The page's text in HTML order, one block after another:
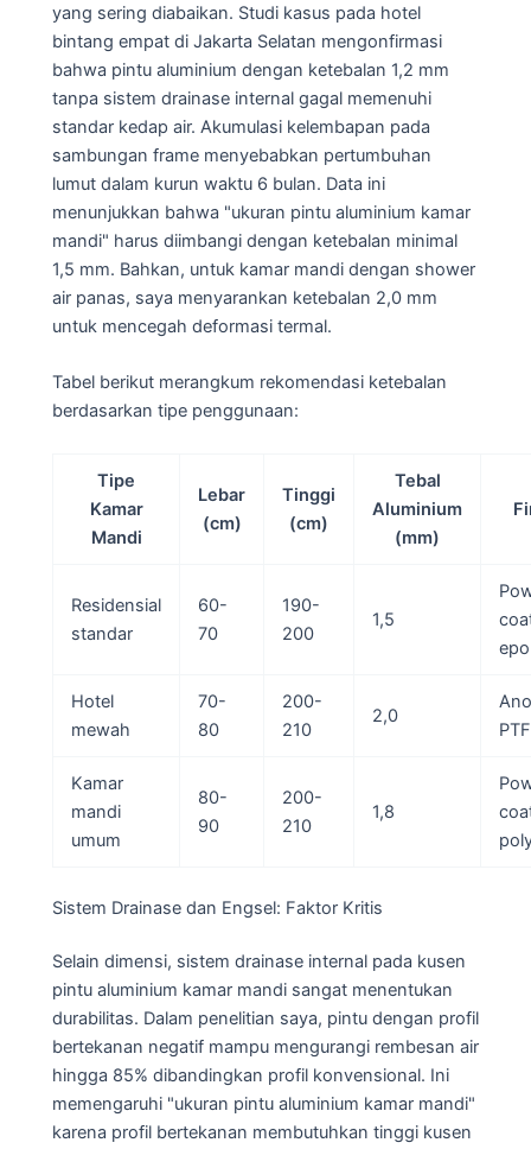
yang sering diabaikan. Studi kasus pada hotel
bintang empat di Jakarta Selatan mengonfirmasi
bahwa pintu aluminium dengan ketebalan 1,2 mm
tanpa sistem drainase internal gagal memenuhi
standar kedap air. Akumulasi kelembapan pada
sambungan frame menyebabkan pertumbuhan
lumut dalam kurun waktu 6 bulan. Data ini
menunjukkan bahwa "ukuran pintu aluminium kamar
mandi" harus diimbangi dengan ketebalan minimal
1,5 mm. Bahkan, untuk kamar mandi dengan shower
air panas, saya menyarankan ketebalan 2,0 mm
untuk mencegah deformasi termal.
Tabel berikut merangkum rekomendasi ketebalan
berdasarkan tipe penggunaan:
Tipe
Kamar
Mandi
Lebar
(cm)
Tinggi
(cm)
Tebal
Aluminium
(mm)
Residensial
standar
60-
70
190-
200
1,5
Hotel
mewah
70-
80
200-
210
2,0
Kamar
mandi
umum
80-
90
200-
210
1,8
Sistem Drainase dan Engsel: Faktor Kritis
Selain dimensi, sistem drainase internal pada kusen
pintu aluminium kamar mandi sangat menentukan
durabilitas. Dalam penelitian saya, pintu dengan profil
bertekanan negatif mampu mengurangi rembesan air
hingga 85% dibandingkan profil konvensional. Ini
memengaruhi "ukuran pintu aluminium kamar mandi"
karena profil bertekanan membutuhkan tinggi kusen